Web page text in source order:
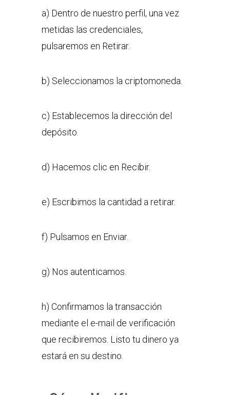
a) Dentro de nuestro perfil, una vez
metidas las credenciales,
pulsaremos en Retirar.
b) Seleccionamos la criptomoneda.
c) Establecemos la dirección del
depósito.
d) Hacemos clic en Recibir.
e) Escribimos la cantidad a retirar.
f) Pulsamos en Enviar.
g) Nos autenticamos.
h) Confirmamos la transacción
mediante el e-mail de verificación
que recibiremos. Listo tu dinero ya
estará en su destino.